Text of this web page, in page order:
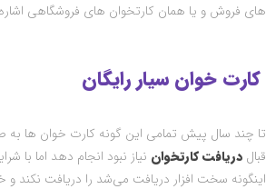
های فروش و یا همان کارتخوان های فروشگاهی
کارت خوان سیار رایگان
تا چند سال پیش تمامی این گونه کارت خوان ها به
قبالدریافت کارتخوان نیاز نبود انجام دهد اما
اینگونه سخت افزار دریافت می‌شد را دریافت نکند و